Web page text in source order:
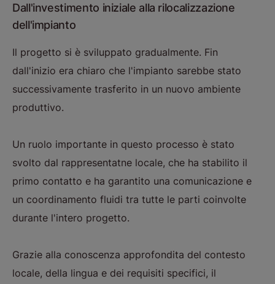
Dall'investimento iniziale alla rilocalizzazione
dell'impianto
Il progetto si è sviluppato gradualmente. Fin
dall'inizio era chiaro che l'impianto sarebbe stato
successivamente trasferito in un nuovo ambiente
produttivo.
Un ruolo importante in questo processo è stato
svolto dal rappresentatne locale, che ha stabilito il
primo contatto e ha garantito una comunicazione e
un coordinamento fluidi tra tutte le parti coinvolte
durante l'intero progetto.
Grazie alla conoscenza approfondita del contesto
locale, della lingua e dei requisiti specifici, il